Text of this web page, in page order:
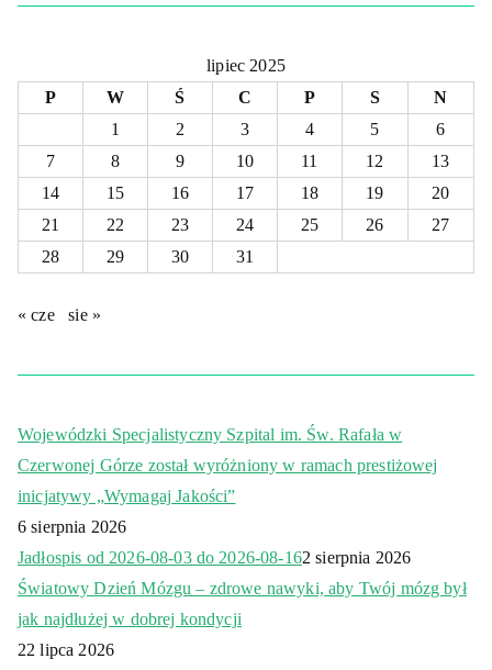
lipiec 2025
P
W Ś C P S
N
1
2 3 4 5
6
7
8 9 10 11 12
13
14
15 16 17 18 19
20
21
22 23 24 25 26
27
28
29 30 31
« cze sie »
Wojewódzki Specjalistyczny Szpital im. Św. Rafała w
Czerwonej Górze został wyróżniony w ramach prestiżowej
inicjatywy „Wymagaj Jakości”
6 sierpnia 2026
Jadłospis od 2026-08-03 do 2026-08-162 sierpnia 2026
Światowy Dzień Mózgu – zdrowe nawyki, aby Twój mózg był
jak najdłużej w dobrej kondycji
22 lipca 2026